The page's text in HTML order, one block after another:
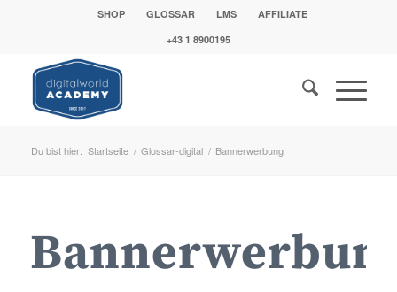
SHOP GLOSSAR LMS
AFFILIATE
+43 1 8900195
Du bist hier: Startseite / Glossar-digital / Bannerwerbung